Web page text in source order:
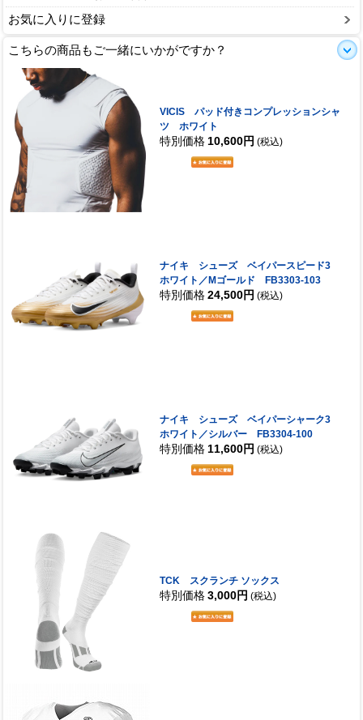
お気に入りに登録
こちらの商品もご一緒にいかがですか？
VICIS パッド付きコンプレッションシャ
ツ ホワイト
特別価格 10,600円 (税込)
ナイキ シューズ ベイパースピード3
ホワイト／Mゴールド FB3303-103
特別価格 24,500円 (税込)
ナイキ シューズ ベイパーシャーク3
ホワイト／シルバー FB3304-100
特別価格 11,600円 (税込)
TCK スクランチ ソックス
特別価格 3,000円 (税込)